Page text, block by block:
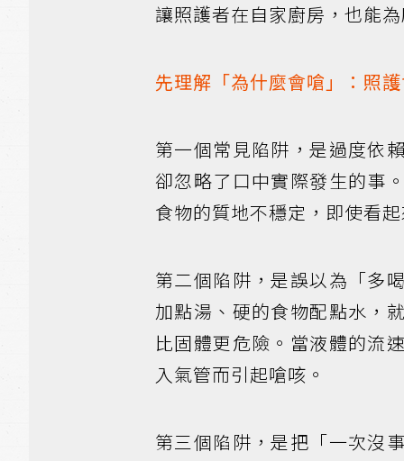
讓照護者在自家廚房，也能
先理解「為什麼會嗆」：照
第一個常見陷阱，是過度依
卻忽略了口中實際發生的事
食物的質地不穩定，即使看
第二個陷阱，是誤以為「多
加點湯、硬的食物配點水，
比固體更危險。當液體的流
入氣管而引起嗆咳。
第三個陷阱，是把「一次沒